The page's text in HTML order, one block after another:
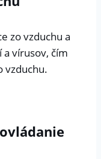
zo vzduchu a
vírusov, čím
vzduchu.